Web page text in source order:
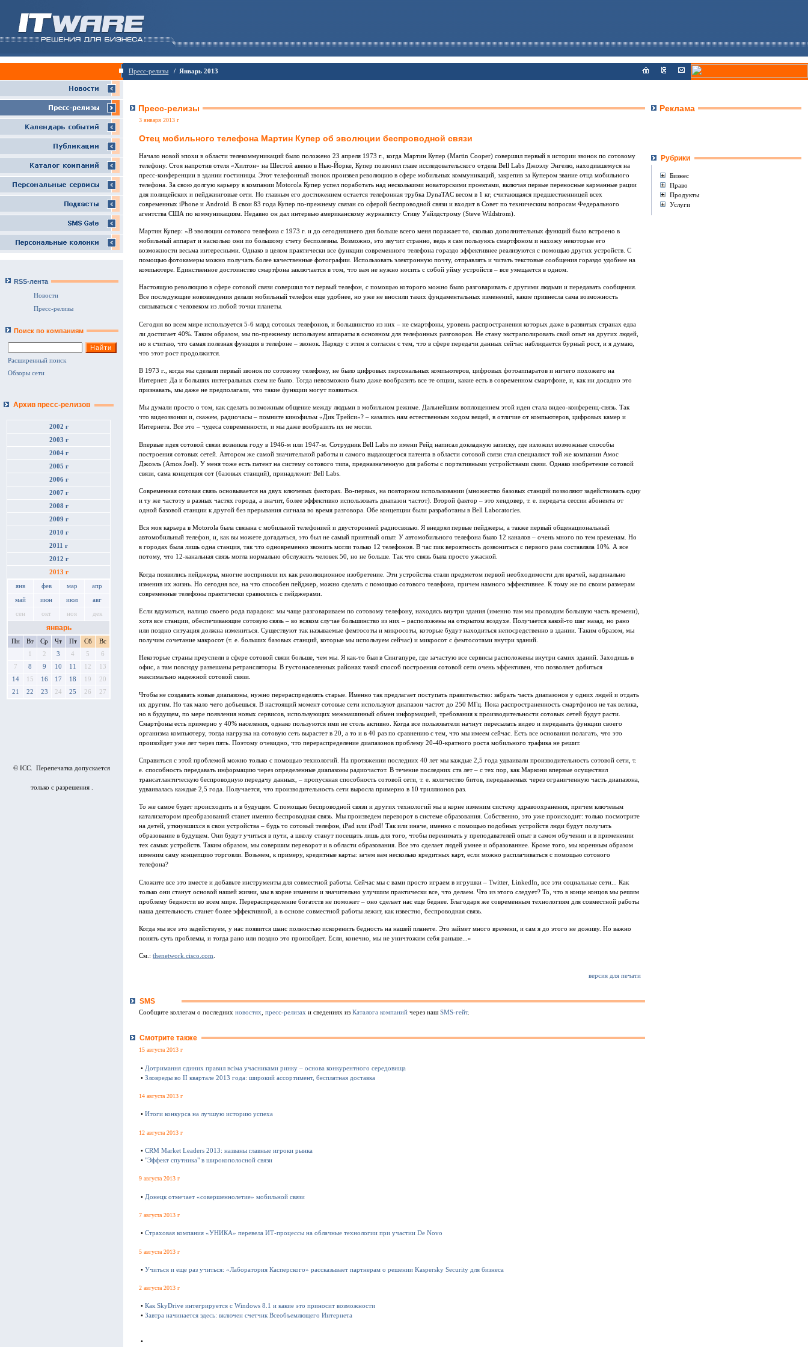
Пресс-релизы / Январь 2013
RSS-лента
Новости
Пресс-релизы
Поиск по компаниям
Расширенный поиск
Обзоры сети
Архив пресс-релизов
2002 г
2003 г
2004 г
2005 г
2006 г
2007 г
2008 г
2009 г
2010 г
2011 г
2012 г
2013 г
янв фев мар апр
май июн июл авг
сен окт ноя дек
январь
Пн Вт Ср Чт Пт Сб
Вс
1
2 3 4 5
6
7
8 9 10 11 12
13
14
15 16 17 18 19
20
21
22 23 24 25 26 27
© ICC. Перепечатка допускается
только с разрешения .
Пресс-релизы
3 января 2013 г
Отец мобильного телефона Мартин Купер об эволюции беспроводной связи
Начало новой эпохи в области телекоммуникаций было положено 23 апреля 1973 г., когда Мартин Купер (Martin Cooper) совершил первый в истории звонок по сотовому
телефону. Стоя напротив отеля «Хилтон» на Шестой авеню в Нью-Йорке, Купер позвонил главе исследовательского отдела Bell Labs Джоэлу Энгелю, находившемуся на
пресс-конференции в здании гостиницы. Этот телефонный звонок произвел революцию в сфере мобильных коммуникаций, закрепив за Купером звание отца мобильного
телефона. За свою долгую карьеру в компании Motorola Купер успел поработать над несколькими новаторскими проектами, включая первые переносные карманные рации
для полицейских и пейджинговые сети. Но главным его достижением остается телефонная трубка DynaTAC весом в 1 кг, считающаяся предшественницей всех
современных iPhone и Android. В свои 83 года Купер по-прежнему связан со сферой беспроводной связи и входит в Совет по техническим вопросам Федерального
агентства США по коммуникациям. Недавно он дал интервью американскому журналисту Стиву Уайлдстрому (Steve Wildstrom).
Мартин Купер: «В эволюции сотового телефона с 1973 г. и до сегодняшнего дня больше всего меня поражает то, сколько дополнительных функций было встроено в
мобильный аппарат и насколько они по большому счету бесполезны. Возможно, это звучит странно, ведь я сам пользуюсь смартфоном и нахожу некоторые его
возможности весьма интересными. Однако в целом практически все функции современного телефона гораздо эффективнее реализуются с помощью других устройств. С
помощью фотокамеры можно получать более качественные фотографии. Использовать электронную почту, отправлять и читать текстовые сообщения гораздо удобнее на
компьютере. Единственное достоинство смартфона заключается в том, что вам не нужно носить с собой уйму устройств – все умещается в одном.
Настоящую революцию в сфере сотовой связи совершил тот первый телефон, с помощью которого можно было разговаривать с другими людьми и передавать сообщения.
Все последующие нововведения делали мобильный телефон еще удобнее, но уже не вносили таких фундаментальных изменений, какие привнесла сама возможность
связываться с человеком из любой точки планеты.
Сегодня во всем мире используется 5-6 млрд сотовых телефонов, и большинство из них – не смартфоны, уровень распространения которых даже в развитых странах едва
ли достигает 40%. Таким образом, мы по-прежнему используем аппараты в основном для телефонных разговоров. Не стану экстраполировать свой опыт на других людей,
но я считаю, что самая полезная функция в телефоне – звонок. Наряду с этим я согласен с тем, что в сфере передачи данных сейчас наблюдается бурный рост, и я думаю,
что этот рост продолжится.
В 1973 г., когда мы сделали первый звонок по сотовому телефону, не было цифровых персональных компьютеров, цифровых фотоаппаратов и ничего похожего на
Интернет. Да и больших интегральных схем не было. Тогда невозможно было даже вообразить все те опции, какие есть в современном смартфоне, и, как ни досадно это
признавать, мы даже не предполагали, что такие функции могут появиться.
Мы думали просто о том, как сделать возможным общение между людьми в мобильном режиме. Дальнейшим воплощением этой идеи стала видео-конференц-связь. Так
что видеозвонки и, скажем, радиочасы – помните кинофильм «Дик Трейси»? – казались нам естественным ходом вещей, в отличие от компьютеров, цифровых камер и
Интернета. Все это – чудеса современности, и мы даже вообразить их не могли.
Впервые идея сотовой связи возникла году в 1946-м или 1947-м. Сотрудник Bell Labs по имени Рейд написал докладную записку, где изложил возможные способы
построения сотовых сетей. Автором же самой значительной работы и самого выдающегося патента в области сотовой связи стал специалист той же компании Амос
Джоэль (Amos Joel). У меня тоже есть патент на систему сотового типа, предназначенную для работы с портативными устройствами связи. Однако изобретение сотовой
связи, сама концепция сот (базовых станций), принадлежит Bell Labs.
Современная сотовая связь основывается на двух ключевых факторах. Во-первых, на повторном использовании (множество базовых станций позволяют задействовать одну
и ту же частоту в разных частях города, а значит, более эффективно использовать диапазон частот). Второй фактор – это хендовер, т. е. передача сессии абонента от
одной базовой станции к другой без прерывания сигнала во время разговора. Обе концепции были разработаны в Bell Laboratories.
Вся моя карьера в Motorola была связана с мобильной телефонией и двусторонней радиосвязью. Я внедрял первые пейджеры, а также первый общенациональный
автомобильный телефон, и, как вы можете догадаться, это был не самый приятный опыт. У автомобильного телефона было 12 каналов – очень много по тем временам. Но
в городах была лишь одна станция, так что одновременно звонить могли только 12 телефонов. В час пик вероятность дозвониться с первого раза составляла 10%. А все
потому, что 12-канальная связь могла нормально обслужить человек 50, но не больше. Так что связь была просто ужасной.
Когда появились пейджеры, многие восприняли их как революционное изобретение. Эти устройства стали предметом первой необходимости для врачей, кардинально
изменив их жизнь. Но сегодня все, на что способен пейджер, можно сделать с помощью сотового телефона, причем намного эффективнее. К тому же по своим размерам
современные телефоны практически сравнялись с пейджерами.
Если вдуматься, налицо своего рода парадокс: мы чаще разговариваем по сотовому телефону, находясь внутри здания (именно там мы проводим большую часть времени),
хотя все станции, обеспечивающие сотовую связь – во всяком случае большинство из них – расположены на открытом воздухе. Получается какой-то шаг назад, но рано
или поздно ситуация должна измениться. Существуют так называемые фемтосоты и микросоты, которые будут находиться непосредственно в здании. Таким образом, мы
получим сочетание макросот (т. е. больших базовых станций, которые мы используем сейчас) и микросот с фемтосотами внутри зданий.
Некоторые страны преуспели в сфере сотовой связи больше, чем мы. Я как-то был в Сингапуре, где зачастую все сервисы расположены внутри самих зданий. Заходишь в
офис, а там повсюду развешаны ретрансляторы. В густонаселенных районах такой способ построения сотовой сети очень эффективен, что позволяет добиться
максимально надежной сотовой связи.
Чтобы не создавать новые диапазоны, нужно перераспределять старые. Именно так предлагает поступать правительство: забрать часть диапазонов у одних людей и отдать
их другим. Но так мало чего добьешься. В настоящий момент сотовые сети используют диапазон частот до 250 МГц. Пока распространенность смартфонов не так велика,
но в будущем, по мере появления новых сервисов, использующих межмашинный обмен информацией, требования к производительности сотовых сетей будут расти.
Смартфоны есть примерно у 40% населения, однако пользуются ими не столь активно. Когда все пользователи начнут пересылать видео и передавать функции своего
организма компьютеру, тогда нагрузка на сотовую сеть вырастет в 20, а то и в 40 раз по сравнению с тем, что мы имеем сейчас. Есть все основания полагать, что это
произойдет уже лет через пять. Поэтому очевидно, что перераспределение диапазонов проблему 20-40-кратного роста мобильного трафика не решит.
Справиться с этой проблемой можно только с помощью технологий. На протяжении последних 40 лет мы каждые 2,5 года удваивали производительность сотовой сети, т.
е. способность передавать информацию через определенные диапазоны радиочастот. В течение последних ста лет – с тех пор, как Маркони впервые осуществил
трансатлантическую беспроводную передачу данных, – пропускная способность сотовой сети, т. е. количество битов, передаваемых через ограниченную часть диапазона,
удваивалась каждые 2,5 года. Получается, что производительность сети выросла примерно в 10 триллионов раз.
То же самое будет происходить и в будущем. С помощью беспроводной связи и других технологий мы в корне изменим систему здравоохранения, причем ключевым
катализатором преобразований станет именно беспроводная связь. Мы произведем переворот в системе образования. Собственно, это уже происходит: только посмотрите
на детей, уткнувшихся в свои устройства – будь то сотовый телефон, iPad или iPod! Так или иначе, именно с помощью подобных устройств люди будут получать
образование в будущем. Они будут учиться в пути, а школу станут посещать лишь для того, чтобы перенимать у преподавателей опыт в самом обучении и в применении
тех самых устройств. Таким образом, мы совершим переворот и в области образования. Все это сделает людей умнее и образованнее. Кроме того, мы коренным образом
изменим саму концепцию торговли. Возьмем, к примеру, кредитные карты: зачем вам несколько кредитных карт, если можно расплачиваться с помощью сотового
телефона?
Сложите все это вместе и добавьте инструменты для совместной работы. Сейчас мы с вами просто играем в игрушки – Twitter, LinkedIn, все эти социальные сети... Как
только они станут основой нашей жизни, мы в корне изменим и значительно улучшим практически все, что делаем. Что из этого следует? То, что в конце концов мы решим
проблему бедности во всем мире. Перераспределение богатств не поможет – оно сделает нас еще беднее. Благодаря же современным технологиям для совместной работы
наша деятельность станет более эффективной, а в основе совместной работы лежит, как известно, беспроводная связь.
Когда мы все это задействуем, у нас появится шанс полностью искоренить бедность на нашей планете. Это займет много времени, и сам я до этого не доживу. Но важно
понять суть проблемы, и тогда рано или поздно это произойдет. Если, конечно, мы не уничтожим себя раньше...»
См.: thenetwork.cisco.com.
версия для печати
SMS
Сообщите коллегам о последних новостях пресс-релизах и сведениях из Каталога компаний через наш SMS-гейт.
Смотрите также
15 августа 2013 г
• Дотримання єдиних правил всіма учасниками ринку – основа конкурентного середовища
• Зловреды во II квартале 2013 года: широкий ассортимент, бесплатная доставка
14 августа 2013 г
• Итоги конкурса на лучшую историю успеха
12 августа 2013 г
• CRM Market Leaders 2013: названы главные игроки рынка
• "Эффект спутника" в широкополосной связи
9 августа 2013 г
• Донецк отмечает «совершеннолетие» мобильной связи
7 августа 2013 г
• Страховая компания «УНИКА» перевела ИТ-процессы на облачные технологии при участии De Novo
5 августа 2013 г
• Учиться и еще раз учиться: «Лаборатория Касперского» рассказывает партнерам о решении Kaspersky Security для бизнеса
2 августа 2013 г
• Как SkyDrive интегрируется с Windows 8.1 и какие это приносит возможности
• Завтра начинается здесь: включен счетчик Всеобъемлющего Интернета
Реклама
Рубрики
Бизнес
Право
Продукты
Услуги
•